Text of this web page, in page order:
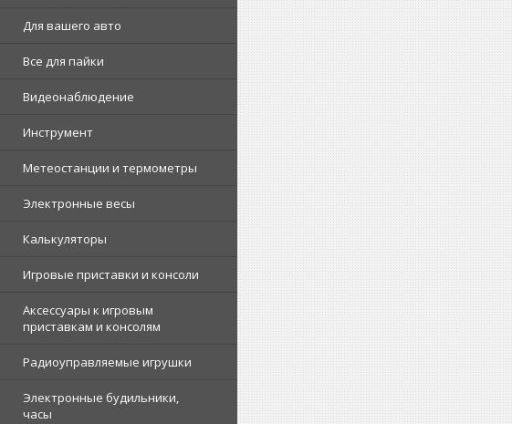
Для вашего авто
Все для пайки
Видеонаблюдение
Инструмент
Метеостанции и термометры
Электронные весы
Калькуляторы
Игровые приставки и консоли
Аксессуары к игровым
приставкам и консолям
Радиоуправляемые игрушки
Электронные будильники,
часы